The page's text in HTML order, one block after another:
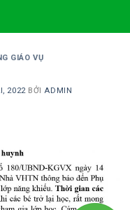
GIÁO VỤ
2022BỞIADMIN